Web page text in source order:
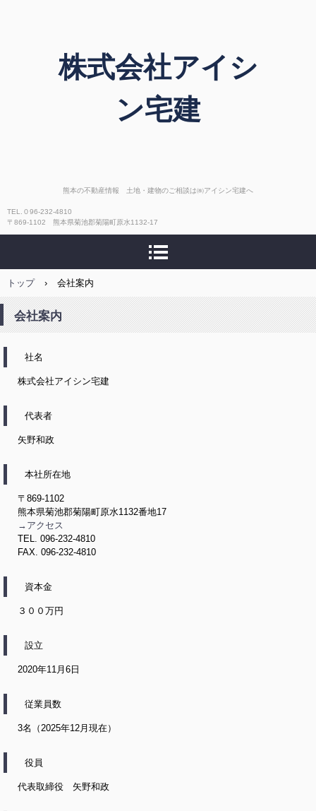
株式会社アイシ
ン宅建
熊本の不動産情報 土地・建物のご相談は㈱アイシン宅建へ
TEL.０96-232-4810
〒869-1102 熊本県菊池郡菊陽町原水1132-17
トップ › 会社案内
会社案内
社名
株式会社アイシン宅建
代表者
矢野和政
本社所在地
〒869-1102
熊本県菊池郡菊陽町原水1132番地17
→アクセス
TEL. 096-232-4810
FAX. 096-232-4810
資本金
３００万円
設立
2020年11月6日
従業員数
3名（2025年12月現在）
役員
代表取締役 矢野和政